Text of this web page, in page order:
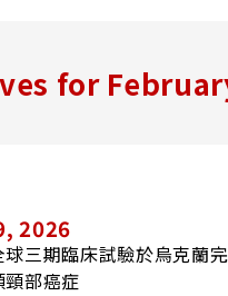
for
2026
球三期臨床試驗於烏克蘭
部癌症